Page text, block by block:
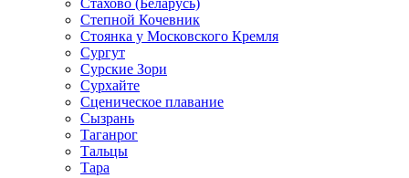
Стахово (Беларусь)
Степной Кочевник
Стоянка у Московского Кремля
Сургут
Сурские Зори
Сурхайте
Сценическое плавание
Сызрань
Таганрог
Тальцы
Тара